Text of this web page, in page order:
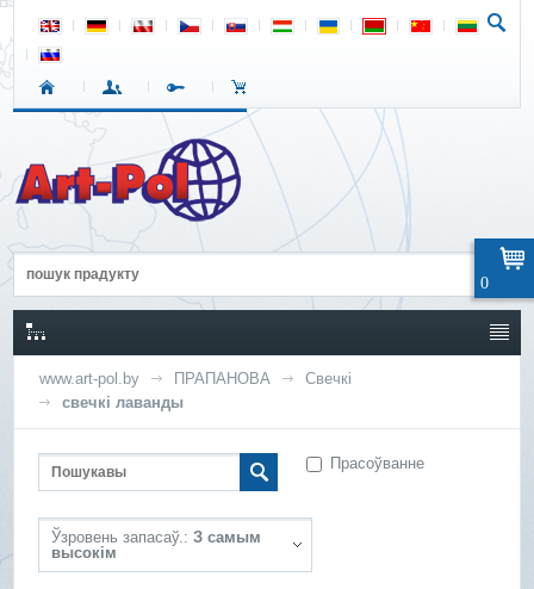
www.art-pol.by ПРАПАНОВА
Свечкі
свечкі лаванды
Прасоўванне
Ўзровень запасаў.: З самым
высокім
0